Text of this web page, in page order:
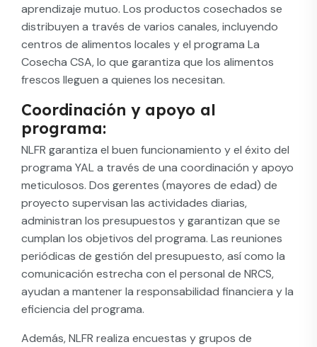
aprendizaje mutuo. Los productos cosechados se
distribuyen a través de varios canales, incluyendo
centros de alimentos locales y el programa La
Cosecha CSA, lo que garantiza que los alimentos
frescos lleguen a quienes los necesitan.
Coordinación y apoyo al
programa:
NLFR garantiza el buen funcionamiento y el éxito del
programa YAL a través de una coordinación y apoyo
meticulosos. Dos gerentes (mayores de edad) de
proyecto supervisan las actividades diarias,
administran los presupuestos y garantizan que se
cumplan los objetivos del programa. Las reuniones
periódicas de gestión del presupuesto, así como la
comunicación estrecha con el personal de NRCS,
ayudan a mantener la responsabilidad financiera y la
eficiencia del programa.
Además, NLFR realiza encuestas y grupos de